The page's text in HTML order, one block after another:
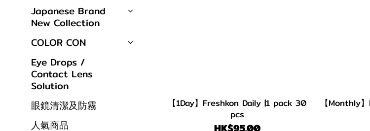
Japanese Brand
New Collection
COLOR CON
Eye Drops /
Contact Lens
Solution
眼鏡清潔及防霧
人氣商品
【1Day】Freshkon Daily |1 pack 30
pcs